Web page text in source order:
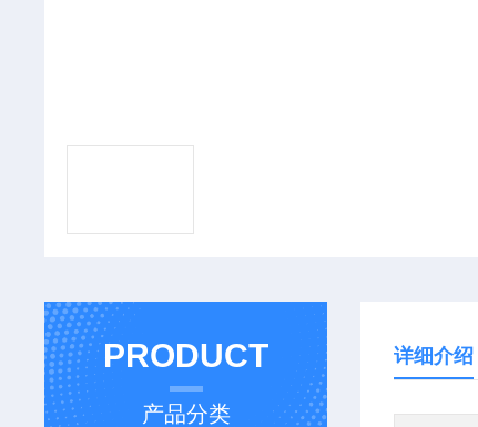
PRODUCT
产品分类
详细介绍